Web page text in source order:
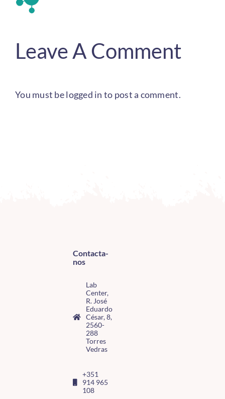
Leave A Comment
You must belogged in to post a comment.
Contacta-
nos
Lab
Center,
R. José
Eduardo
César, 8,
2560-
288
Torres
Vedras
+351
914 965
108